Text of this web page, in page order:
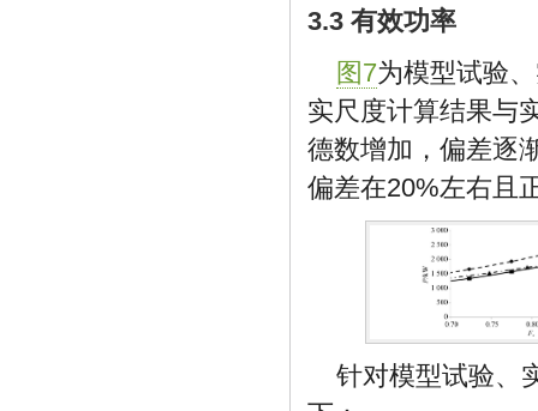
3.3 有效功率
图7为模型试验
实尺度计算结果与
德数增加，偏差逐
偏差在20%左右且
针对模型试验、